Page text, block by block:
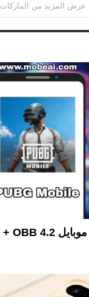
عرض المزيد من الماركات